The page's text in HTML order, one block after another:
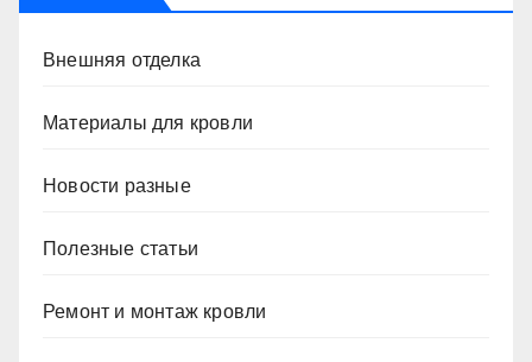
Внешняя отделка
Материалы для кровли
Новости разные
Полезные статьи
Ремонт и монтаж кровли